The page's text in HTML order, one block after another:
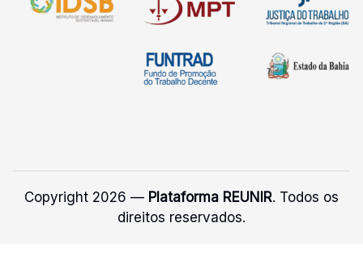
Copyright 2026 — Plataforma REUNIR. Todos os
direitos reservados.